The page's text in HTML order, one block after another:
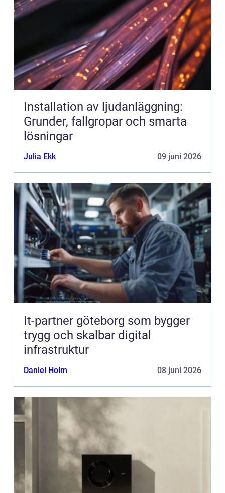
Installation av ljudanläggning:
Grunder, fallgropar och smarta
lösningar
Julia Ekk 09 juni 2026
It-partner göteborg som bygger
trygg och skalbar digital
infrastruktur
Daniel Holm 08 juni 2026